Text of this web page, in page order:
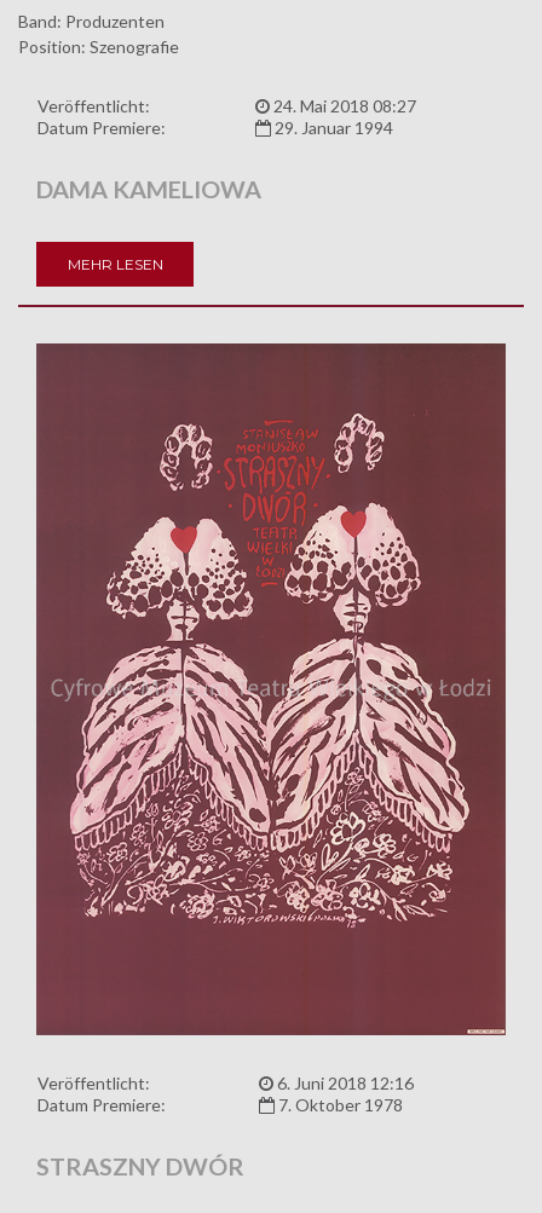
Band: Produzenten
Position: Szenografie
Veröffentlicht:
24. Mai 2018 08:27
Datum Premiere:
29. Januar 1994
DAMA KAMELIOWA
MEHR LESEN
Veröffentlicht:
6. Juni 2018 12:16
Datum Premiere:
7. Oktober 1978
STRASZNY DWÓR